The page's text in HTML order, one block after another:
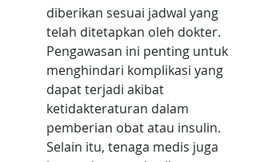
diberikan sesuai jadwal yang
telah ditetapkan oleh dokter.
Pengawasan ini penting untuk
menghindari komplikasi yang
dapat terjadi akibat
ketidakteraturan dalam
pemberian obat atau insulin.
Selain itu, tenaga medis juga